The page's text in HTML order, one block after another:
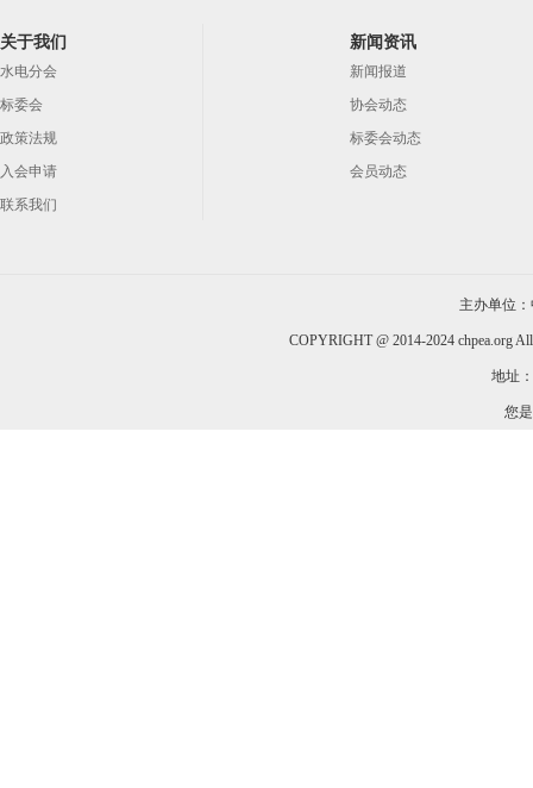
关于我们
水电分会
标委会
政策法规
入会申请
联系我们
新闻资讯
新闻报道
协会动态
标委会动态
会员动态
主办单位
COPYRIGHT @ 2014-2024 chpea.org
地址
您